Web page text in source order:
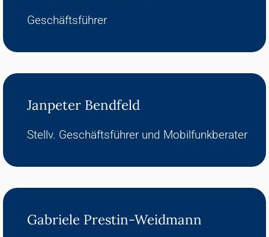
Geschäftsführer
Janpeter Bendfeld
Stellv. Geschäftsführer und Mobilfunkberater
Gabriele Prestin-Weidmann